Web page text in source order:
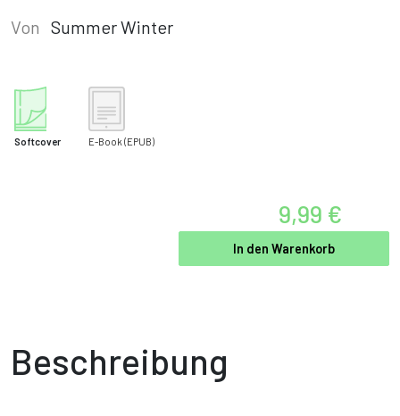
Von Summer Winter
Softcover E-Book (EPUB)
9,99 €
In den Warenkorb
Beschreibung